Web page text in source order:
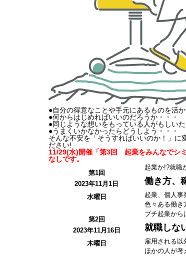
●自分の得意なことや手元にあるものを活か
●何からはじめればいいのだろうか・・・
●同じような想いをもっている人がもしいた
●うまくいかなかったらどうしよう・・・
そんな不安を「そうすればいいのか！」に
ださい!
11/29(水)開催「第3回 起業をみんなでシ
なしです。
第1回
2023年11月1日
水曜日
起業か!?就職
働き方、
起業、個人事
色々ある働き
第2回
2023年11月16日
木曜日
プチ起業から
就職しな
雇用される以
ほかの人が考